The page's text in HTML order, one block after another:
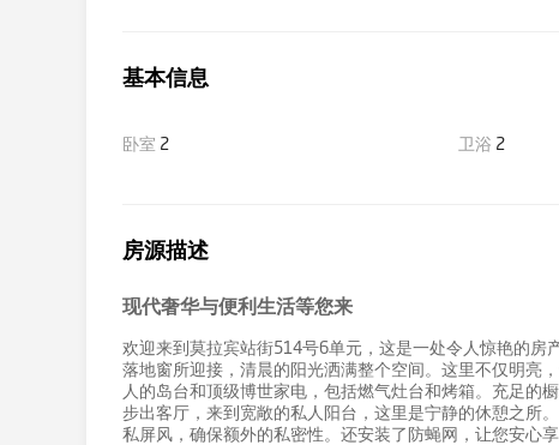
基本信息
卧室 2 卫浴 2
房源描述
现代奢华与便利生活等您来
欢迎来到莫拉宾站街514号6单元，这是一处令人惊艳的房
落地窗所迎接，清晨的阳光洒满整个空间。这里不仅明亮
人的岛台和顶级博世家电，包括燃气灶台和烤箱。充足的
步出客厅，来到宽敞的私人阳台，这里是宁静的休憩之所
私屏风，确保额外的私密性。还安装了防蝇网，让您安心